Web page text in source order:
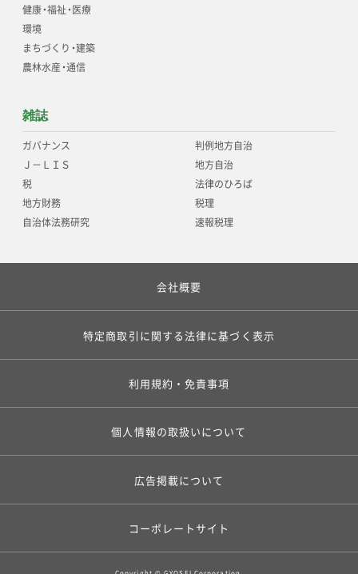
健康・福祉・医療
環境
まちづくり・建築
農林水産・通信
雑誌
ガバナンス
Ｊ－ＬＩＳ
税
地方財務
自治体法務研究
判例地方自治
地方自治
法律のひろば
税理
速報税理
会社概要
特定商取引に関する法律に基づく表示
利用規約・免責事項
個人情報の取扱いについて
広告掲載について
コーポレートサイト